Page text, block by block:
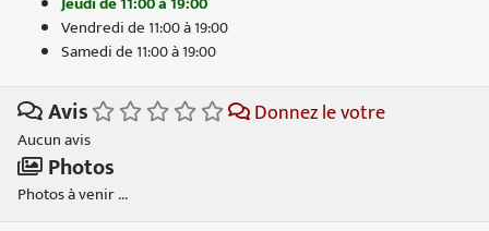
Vendredi de 11:00 à 19:00
Samedi de 11:00 à 19:00
Avis Donnez le votre
Aucun avis
Photos
Photos à venir ...